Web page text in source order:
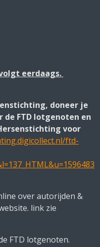
eerdaags.
doneer je
FTD lotgenoten en
voor
ftd-
over autorijden &
link zie
FTD lotgenoten.